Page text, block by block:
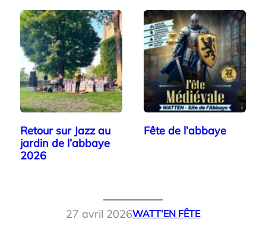
Retour sur Jazz au
jardin de l’abbaye
2026
Fête de l’abbaye
27 avril 2026WATT’EN FÊTE